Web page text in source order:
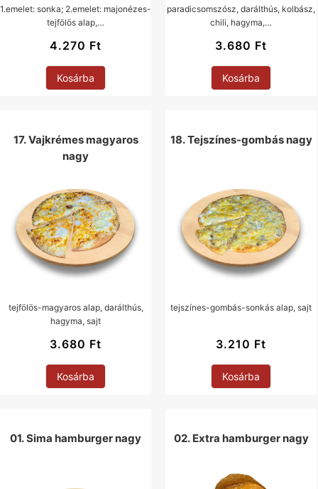
1.emelet: sonka; 2.emelet: majonézes-
tejfölös alap,…
4.270 Ft
Kosárba
paradicsomszósz, darálthús, kolbász,
chili, hagyma,…
3.680 Ft
Kosárba
17. Vajkrémes magyaros
nagy
tejfölös-magyaros alap, darálthús,
hagyma, sajt
3.680 Ft
Kosárba
18. Tejszínes-gombás nagy
tejszínes-gombás-sonkás alap, sajt
3.210 Ft
Kosárba
01. Sima hamburger nagy 02. Extra hamburger nagy